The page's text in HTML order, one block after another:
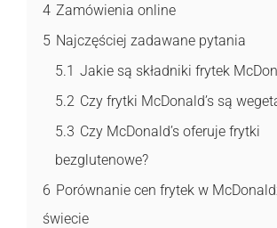
4 Zamówienia online
5 Najczęściej zadawane pytania
5.1 Jakie są składniki frytek
5.2 Czy frytki McDonald’s są
5.3 Czy McDonald’s oferuje frytki
bezglutenowe?
6 Porównanie cen frytek w
świecie